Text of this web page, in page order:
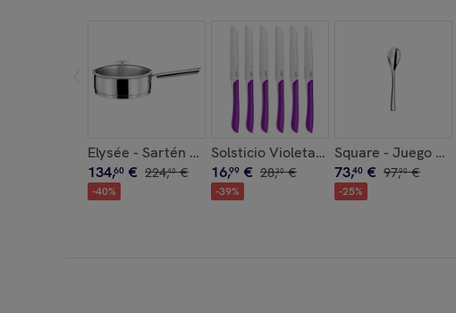
Elysée - Sartén honda de 24 cm con revestimiento
134,60 € 224,40 €
-40%
Solsticio Violeta - Set de 6 cuchillos
16,99 € 28,30 €
-39%
Square - Juego
73,40 € 97,90 €
-25%